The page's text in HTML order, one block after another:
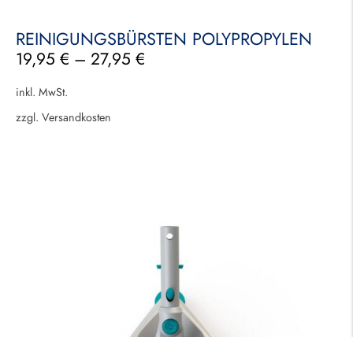
REINIGUNGSBÜRSTEN POLYPROPYLEN
19,95 € – 27,95 €
inkl. MwSt.
zzgl. Versandkosten